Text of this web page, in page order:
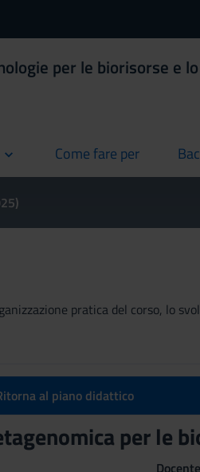
per le biorisorse e
Come fare per
current
pratica del corso,
al piano didattico
per le
Docente